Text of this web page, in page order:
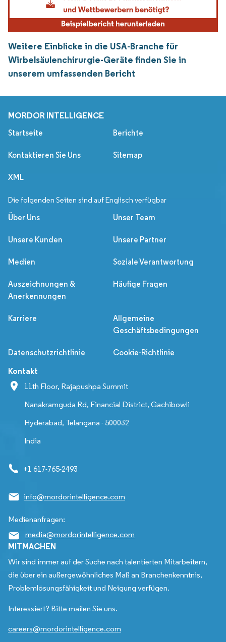
Weitere Einblicke in die USA-Branche für
Wirbelsäulenchirurgie-Geräte finden Sie in
unserem umfassenden Bericht
MORDOR INTELLIGENCE
Startseite Berichte
Kontaktieren Sie Uns Sitemap
XML
Die folgenden Seiten sind auf Englisch verfügbar
Über Uns Unser Team
Unsere Kunden Unsere Partner
Medien Soziale Verantwortung
Auszeichnungen &
Anerkennungen
Häufige Fragen
Karriere
Allgemeine
Geschäftsbedingungen
Datenschutzrichtlinie Cookie-Richtlinie
Kontakt
11th Floor, Rajapushpa Summit
Nanakramguda Rd, Financial District, Gachibowli
Hyderabad, Telangana - 500032
India
+1 617-765-2493
info@mordorintelligence.com
Medienanfragen:
media@mordorintelligence.com
MITMACHEN
Wir sind immer auf der Suche nach talentierten Mitarbeitern,
die über ein außergewöhnliches Maß an Branchenkenntnis,
Problemlösungsfähigkeit und Neigung verfügen.
Interessiert? Bitte mailen Sie uns.
careers@mordorintelligence.com